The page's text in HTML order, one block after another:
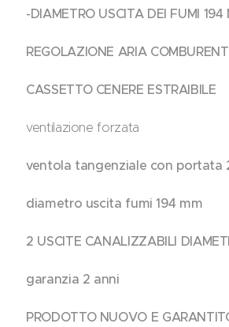
-DIAMETRO USCITA DEI FUMI 194
REGOLAZIONE ARIA
CASSETTO CENERE ESTRAIBILE
ventilazione forzata
ventola tangenziale con portata
diametro uscita fumi 194 mm
2 USCITE CANALIZZABILI
garanzia 2 anni
PRODOTTO NUOVO E